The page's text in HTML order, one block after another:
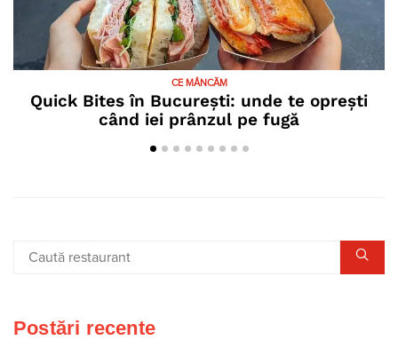
CE MÂNCĂM
Quick Bites în București: unde te oprești
când iei prânzul pe fugă
Postări recente